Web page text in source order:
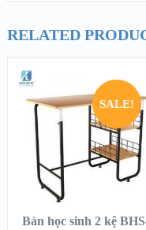
RELATED
SALE!
Bàn học sinh 2 kệ
Chọn